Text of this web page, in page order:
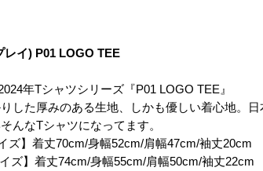
レイ) P01 LOGO TEE
年Tシャツシリーズ『P01 LOGO TEE』
りした厚みのある生地、しかも優しい着心地。
んなTシャツになってます。
イズ】着丈70cm/身幅52cm/肩幅47cm/袖丈20cm
イズ】着丈74cm/身幅55cm/肩幅50cm/袖丈22cm